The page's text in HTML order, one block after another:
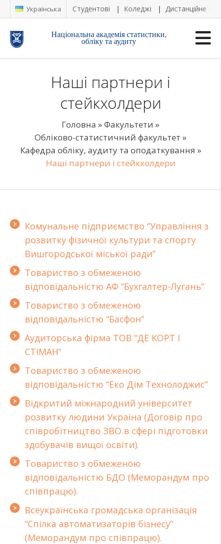
Українська Студентові Коледжі Дистанційне
Національна академія статистики,
обліку та аудиту
Наші партнери і
стейкхолдери
Головна »Факультети »
Обліково-статистичний факультет »
Кафедра обліку, аудиту та оподаткування »
Наші партнери і стейкхолдери
Комунальне підприємство “Управління з
розвитку фізичної культури та спорту
Вишгородської міської ради”
Товариство з обмеженою
відповідальністю АФ “Бухгалтер-Лугань”
Товариство з обмеженою
відповідальністю “Басфон”
Аудиторська фірма ТОВ “ДЕ КОРТ І
СТІМАН”
Товариство з обмеженою
відповідальністю “Еко Дім Технолоджис”
Відкритий міжнародний університет
розвитку людини Україна (Договір про
співробітництво ЗВО в сфері підготовки
здобувачів вищої освіти).
Товариство з обмеженою
відповідальністю БДО (Меморандум про
співпрацю).
Всеукраїнська громадська організація
“Спілка автоматизаторів бізнесу”
(Меморандум про співпрацю).